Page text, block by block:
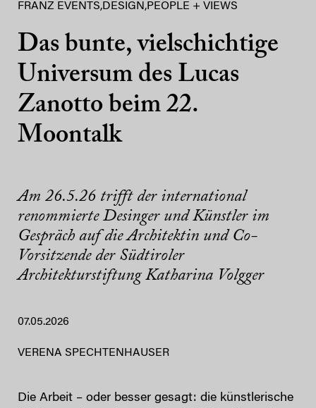
FRANZ EVENTS,DESIGN ,PEOPLE + VIEWS
Das bunte, vielschichtige
Universum des Lucas
Zanotto beim 22.
Moontalk
Am 26.5.26 trifft der international
renommierte Desinger und Künstler im
Gespräch auf die Architektin und Co-
Vorsitzende der Südtiroler
Architekturstiftung Katharina Volgger
07.05.2026
VERENA SPECHTENHAUSER
Die Arbeit – oder besser gesagt: die künstlerische